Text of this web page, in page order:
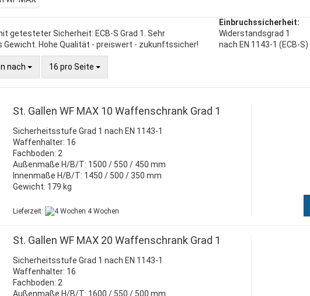
WIEN
BODUR BWS 5
getesteter Sicherheit: ECB-S Grad 1. Sehr
Gewicht. Hohe Qualität - preiswert - zukunftssicher!
Einbruchssicherheit:
Widerstandsgrad 1
nach EN 1143-1 (ECB-S)
nach 16 pro Seite
St. Gallen WF MAX 10 Waffenschrank Grad 1
Sicherheitsstufe Grad 1 nach EN 1143-1
Waffenhalter: 16
Fachboden: 2
Außenmaße H/B/T: 1500 / 550 / 450 mm
Innenmaße H/B/T: 1450 / 500 / 350 mm
Gewicht: 179 kg
Lieferzeit: 4 Wochen
St. Gallen WF MAX 20 Waffenschrank Grad 1
Sicherheitsstufe Grad 1 nach EN 1143-1
Waffenhalter: 16
Fachboden: 2
Außenmaße H/B/T: 1600 / 550 / 500 mm